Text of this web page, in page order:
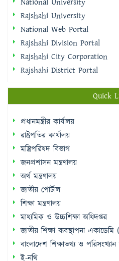
Rajshahi Division Portal
Rajshahi City Corporation
Rajshahi District Portal
Quick
প্রধানমন্ত্রীর কার্যালয়
জনপ্রশাসন মন্ত্রণালয়
অর্থ মন্ত্রণালয়
জাতীয় পোর্টাল
শিক্ষা মন্ত্রণালয়
মাধ্যমিক ও উচ্চশিক্ষা অধিদপ্তর
জাতীয় শিক্ষা ব্যবস্থাপনা একাডেমি
বাংলাদেশ শিক্ষাতথ্য ও পরিসংখ্যান
ই-নথি
Sidebar